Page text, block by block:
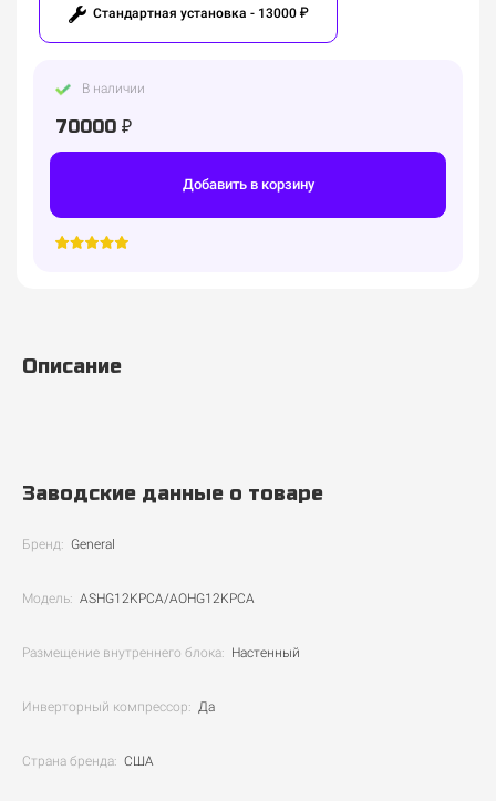
Стандартная установка - 13000 ₽
В наличии
70000 ₽
Добавить в корзину
Описание
Заводские данные о товаре
Бренд: General
Модель: ASHG12KPCA/AOHG12KPCA
Размещение внутреннего блока: Настенный
Инверторный компрессор: Да
Страна бренда: США